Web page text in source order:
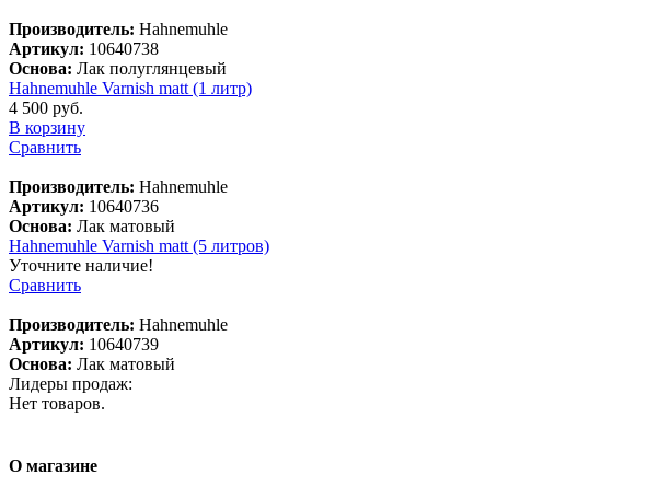
Производитель: Hahnemuhle
Артикул: 10640738
Основа: Лак полуглянцевый
Hahnemuhle Varnish matt (1 литр)
4 500 руб.
В корзину
Сравнить
Производитель: Hahnemuhle
Артикул: 10640736
Основа: Лак матовый
Hahnemuhle Varnish matt (5 литров)
Уточните наличие!
Сравнить
Производитель: Hahnemuhle
Артикул: 10640739
Основа: Лак матовый
Лидеры продаж:
Нет товаров.
О магазине